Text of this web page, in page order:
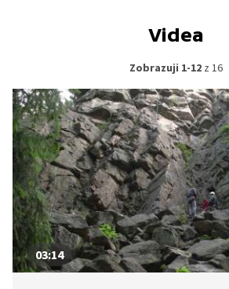
Videa
Zobrazuji 1-12z 16
03:14